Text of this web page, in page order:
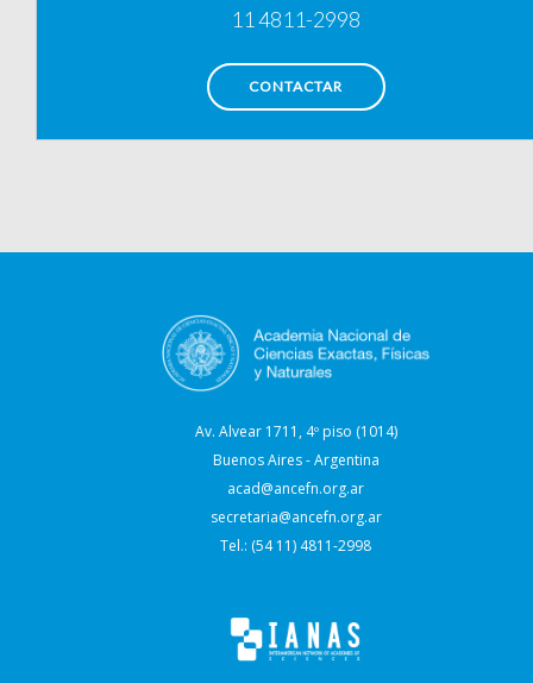
11 4811-2998
CONTACTAR
Av. Alvear 1711, 4º piso (1014)
Buenos Aires - Argentina
acad@ancefn.org.ar
secretaria@ancefn.org.ar
Tel.: (54 11) 4811-2998